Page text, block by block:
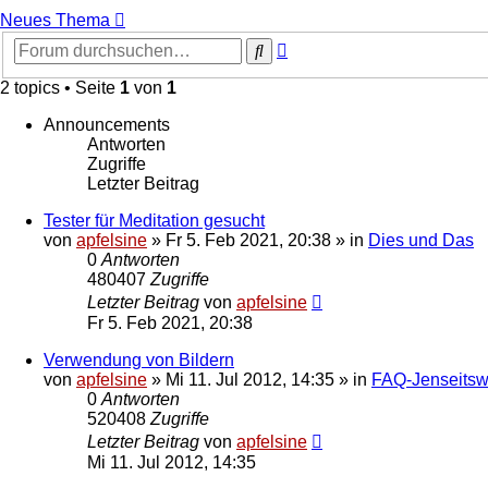
Neues Thema
Suche
2 topics • Seite 1 von 1
Announcements
Antworten
Zugriffe
Letzter Beitrag
Tester für Meditation gesucht
von apfelsine » Fr 5. Feb 2021, 20:38 » in Dies und Das
0Antworten
480407Zugriffe
Letzter Beitrag von apfelsine
Fr 5. Feb 2021, 20:38
Verwendung von Bildern
von apfelsine » Mi 11. Jul 2012, 14:35 » in FAQ-
0Antworten
520408Zugriffe
Letzter Beitrag von apfelsine
Mi 11. Jul 2012, 14:35